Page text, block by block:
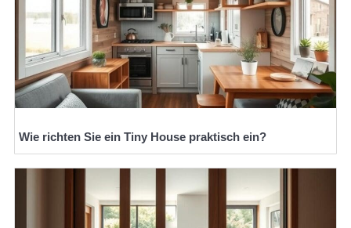
Wie richten Sie ein Tiny House praktisch ein?